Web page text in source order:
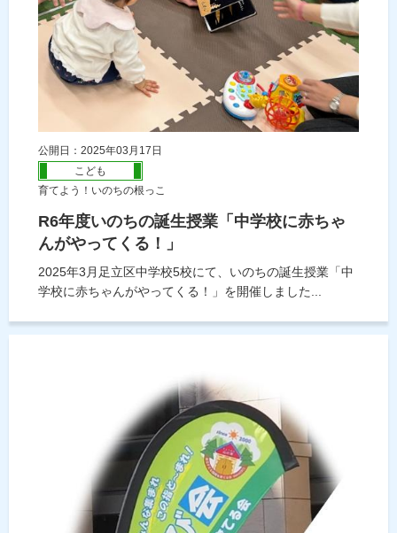
公開日：2025年03月17日
こども
育てよう！いのちの根っこ
R6年度いのちの誕生授業「中学校に赤ちゃ
んがやってくる！」
2025年3月足立区中学校5校にて、いのちの誕生授業「中
学校に赤ちゃんがやってくる！」を開催しました...